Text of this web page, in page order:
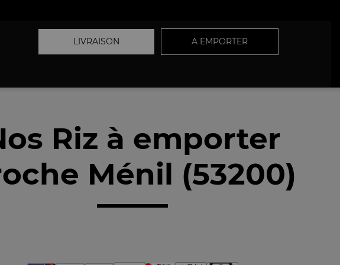
LIVRAISON A EMPORTER
Riz à emporter
Ménil (53200)